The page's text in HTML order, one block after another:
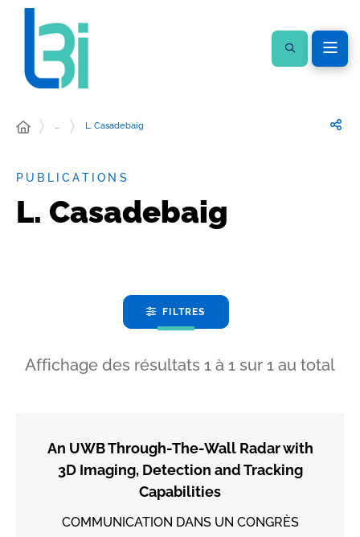
… L. Casadebaig
PUBLICATIONS
L. Casadebaig
FILTRES
Affichage des résultats 1 à 1 sur 1 au total
An UWB Through-The-Wall Radar with
3D Imaging, Detection and Tracking
Capabilities
COMMUNICATION DANS UN CONGRÈS